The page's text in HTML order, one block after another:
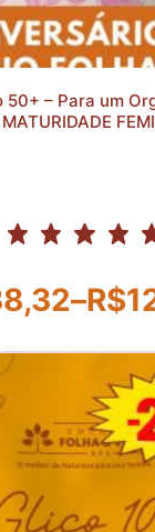
50+ – Para um
–R$
de
R$